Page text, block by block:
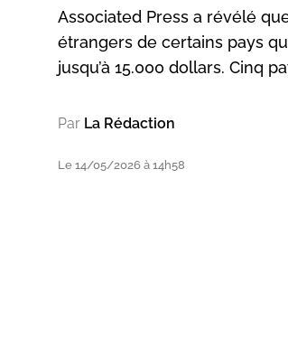
Associated Press a révélé
étrangers de certains pays
jusqu’à 15.000 dollars. Cinq
Par La Rédaction
Le 14/05/2026 à 14h58